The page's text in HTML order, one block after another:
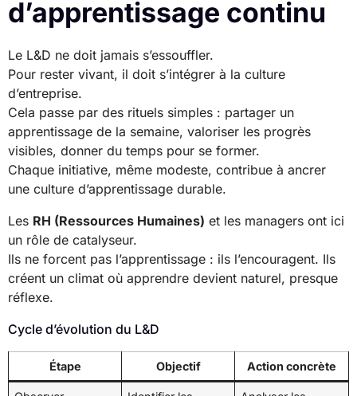
d’apprentissage continu
Le L&D ne doit jamais s’essouffler.
Pour rester vivant, il doit s’intégrer à la culture
d’entreprise.
Cela passe par des rituels simples : partager un
apprentissage de la semaine, valoriser les progrès
visibles, donner du temps pour se former.
Chaque initiative, même modeste, contribue à ancrer
une culture d’apprentissage durable.
Les RH (Ressources Humaines) et les managers ont ici
un rôle de catalyseur.
Ils ne forcent pas l’apprentissage : ils l’encouragent. Ils
créent un climat où apprendre devient naturel, presque
réflexe.
Cycle d’évolution du L&D
Étape Objectif Action concrète